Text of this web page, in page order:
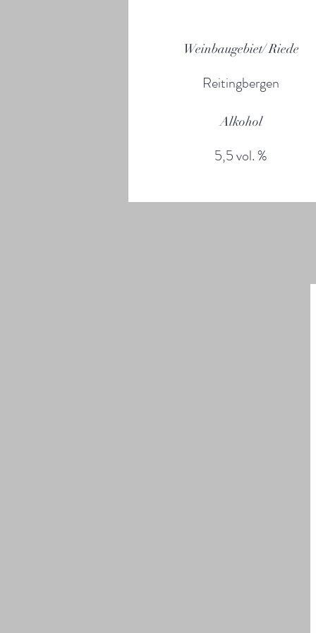
Weinbaugebiet/ Riede
Reitingbergen
Alkohol
5,5 vol. %